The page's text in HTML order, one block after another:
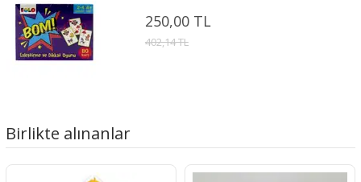
250,00 TL
402,14 TL
Birlikte alınanlar